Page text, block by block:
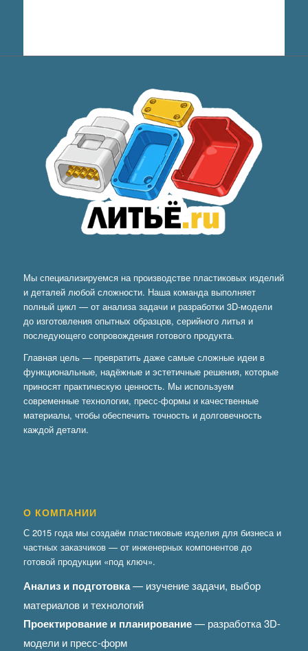
Мы специализируемся на производстве пластиковых изделий
и деталей любой сложности. Наша команда выполняет
полный цикл — от анализа задачи и разработки 3D-модели
до изготовления опытных образцов, серийного литья и
последующего сопровождения готового продукта.
Главная цель — превратить даже самые сложные идеи в
функциональные, надёжные и эстетичные решения, которые
приносят практическую ценность. Мы используем
современные технологии, пресс-формы и качественные
материалы, чтобы обеспечить точность и долговечность
каждой детали.
О КОМПАНИИ
С 2015 года мы создаём пластиковые изделия для бизнеса и
частных заказчиков — от инженерных компонентов до
готовой продукции «под ключ».
Анализ и подготовка— изучение задачи, выбор
материалов и технологий
Проектирование и планирование— разработка 3D-
модели и пресс-форм